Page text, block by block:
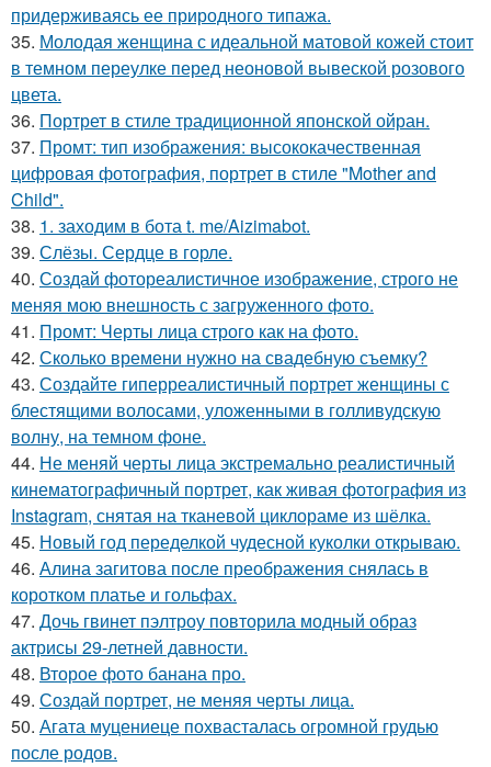
придерживаясь ее природного типажа.
35. Молодая женщина с идеальной матовой кожей стоит
в темном переулке перед неоновой вывеской розового
цвета.
36. Портрет в стиле традиционной японской ойран.
37. Промт: тип изображения: высококачественная
цифровая фотография, портрет в стиле "Mother and
Child".
38. 1. заходим в бота t. me/Aizimabot.
39. Слёзы. Сердце в горле.
40. Создай фотореалистичное изображение, строго не
меняя мою внешность с загруженного фото.
41. Промт: Черты лица строго как на фото.
42. Сколько времени нужно на свадебную съемку?
43. Создайте гиперреалистичный портрет женщины с
блестящими волосами, уложенными в голливудскую
волну, на темном фоне.
44. Не меняй черты лица экстремально реалистичный
кинематографичный портрет, как живая фотография из
Instagram, снятая на тканевой циклораме из шёлка.
45. Новый год переделкой чудесной куколки открываю.
46. Алина загитова после преображения снялась в
коротком платье и гольфах.
47. Дочь гвинет пэлтроу повторила модный образ
актрисы 29-летней давности.
48. Второе фото банана про.
49. Создай портрет, не меняя черты лица.
50. Агата муцениеце похвасталась огромной грудью
после родов.